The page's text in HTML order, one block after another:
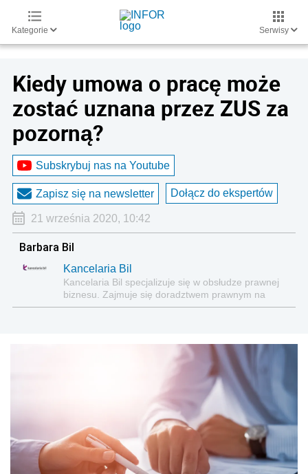
Kategorie Serwisy
Kiedy umowa o pracę może
zostać uznana przez ZUS za
pozorną?
Subskrybuj nas na Youtube
Zapisz się na newsletter Dołącz do ekspertów
21 września 2020, 10:42
Barbara Bil
Kancelaria Bil
Kancelaria Bil specjalizuje się w obsłudze prawnej
biznesu. Zajmuje się doradztwem prawnym na
rzecz przedsiębiorców na wszystkich płaszczyznach